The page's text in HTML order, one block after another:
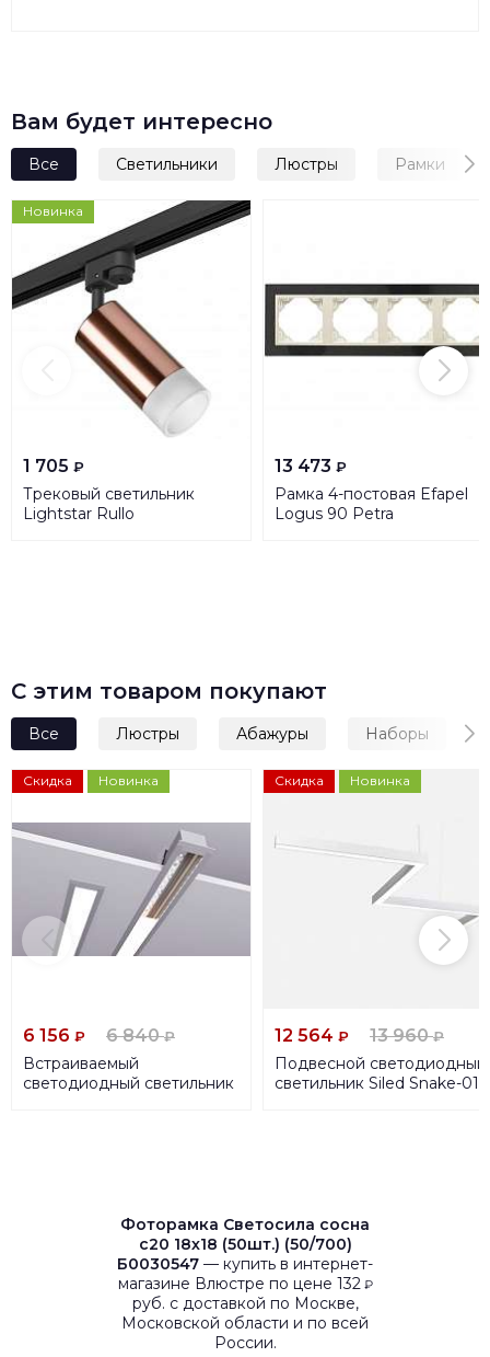
Вам будет интересно
Все Светильники Люстры Рамки
Новинка
1 705 ₽
Трековый светильник
Lightstar Rullo
13 473 ₽
Рамка 4-постовая Efapel
Logus 90 Petra
С этим товаром покупают
Все Люстры Абажуры Наборы
Скидка Новинка
6 156 ₽ 6 840₽
Встраиваемый
светодиодный светильник
Скидка Новинка
12 564 ₽ 13 960₽
Подвесной светодиодный
светильник Siled Snake-01-
Фоторамка Светосила сосна
c20 18х18 (50шт.) (50/700)
Б0030547 — купить в интернет-
магазине Влюстре по цене 132₽
руб. с доставкой по Москве,
Московской области и по всей
России.